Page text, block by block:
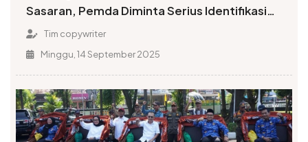
Sasaran, Pemda Diminta Serius Identifikasi
Kemiskinan
Tim copywriter
Minggu, 14 September 2025